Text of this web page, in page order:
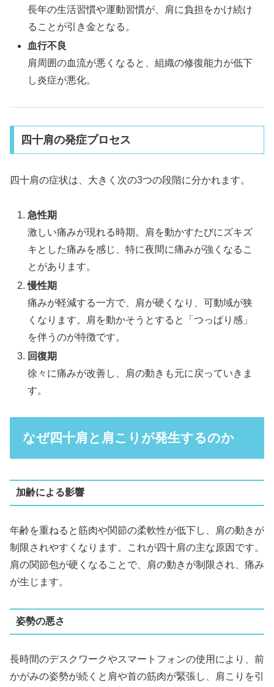
長年の生活習慣や運動習慣が、肩に負担をかけ続け
ることが引き金となる。
血行不良
肩周囲の血流が悪くなると、組織の修復能力が低下
し炎症が悪化。
四十肩の発症プロセス
四十肩の症状は、大きく次の3つの段階に分かれます。
急性期
激しい痛みが現れる時期。肩を動かすたびにズキズ
キとした痛みを感じ、特に夜間に痛みが強くなるこ
とがあります。
慢性期
痛みが軽減する一方で、肩が硬くなり、可動域が狭
くなります。肩を動かそうとすると「つっぱり感」
を伴うのが特徴です。
回復期
徐々に痛みが改善し、肩の動きも元に戻っていきま
す。
なぜ四十肩と肩こりが発生するのか
加齢による影響
年齢を重ねると筋肉や関節の柔軟性が低下し、肩の動きが
制限されやすくなります。これが四十肩の主な原因です。
肩の関節包が硬くなることで、肩の動きが制限され、痛み
が生じます。
姿勢の悪さ
長時間のデスクワークやスマートフォンの使用により、前
かがみの姿勢が続くと肩や首の筋肉が緊張し、肩こりを引